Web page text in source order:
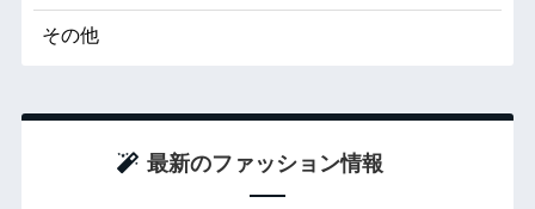
その他
最新のファッション情報